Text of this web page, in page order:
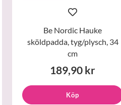
Be Nordic Hauke
sköldpadda, tyg/plysch, 34
cm
189,90 kr
Köp